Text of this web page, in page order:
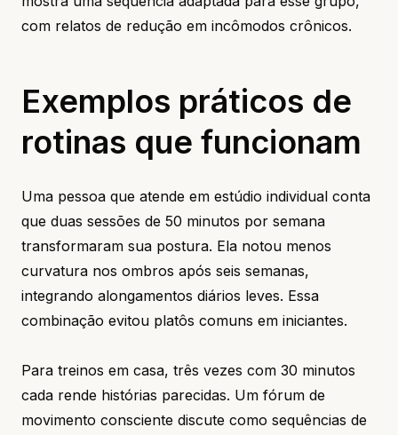
com relatos de redução em incômodos crônicos.
Exemplos práticos de
rotinas que funcionam
Uma pessoa que atende em estúdio individual conta
que duas sessões de 50 minutos por semana
transformaram sua postura. Ela notou menos
curvatura nos ombros após seis semanas,
integrando alongamentos diários leves. Essa
combinação evitou platôs comuns em iniciantes.
Para treinos em casa, três vezes com 30 minutos
cada rende histórias parecidas. Um fórum de
movimento consciente discute como sequências de